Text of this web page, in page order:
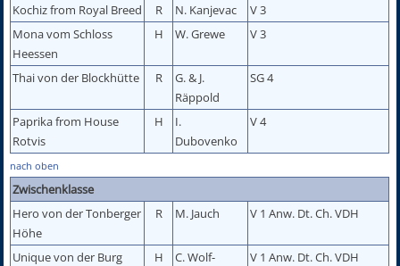
Kochiz from Royal Breed
R N. Kanjevac
V 3
Mona vom Schloss
Heessen
H W. Grewe V 3
Thai von der Blockhütte R
G. & J.
Räppold
SG 4
Paprika from House
Rotvis
H
I.
Dubovenko
V 4
nach oben
Zwischenklasse
Hero von der Tonberger
Höhe
R M. Jauch V 1 Anw. Dt. Ch. VDH
Unique von der Burg
H
C. Wolf-
V 1 Anw. Dt. Ch. VDH